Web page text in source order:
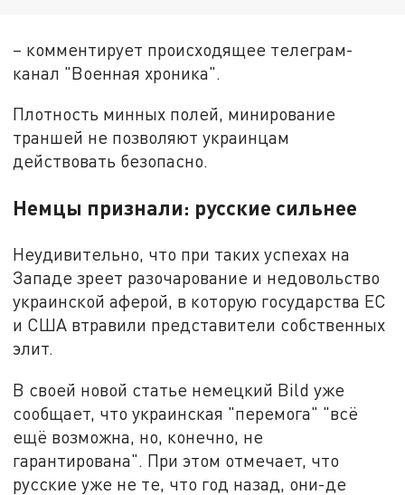
– комментирует происходящее телеграм-
канал "Военная хроника".
Плотность минных полей, минирование
траншей не позволяют украинцам
действовать безопасно.
Немцы признали: русские сильнее
Неудивительно, что при таких успехах на
Западе зреет разочарование и недовольство
украинской аферой, в которую государства ЕС
и США втравили представители собственных
элит.
В своей новой статье немецкий Bild уже
сообщает, что украинская "перемога" "всё
ещё возможна, но, конечно, не
гарантирована". При этом отмечает, что
русские уже не те, что год назад, они-де